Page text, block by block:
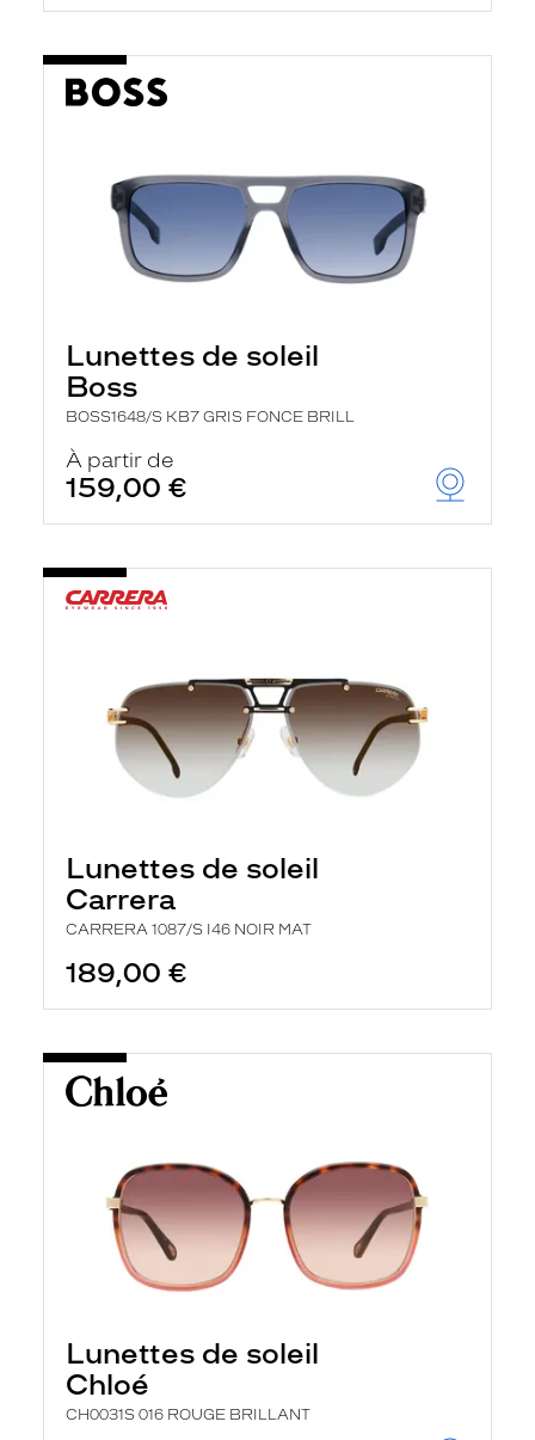
Lunettes de soleil
Boss
BOSS1648/S KB7 GRIS FONCE BRILL
À partir de
159,00 €
Lunettes de soleil
Carrera
CARRERA 1087/S I46 NOIR MAT
189,00 €
Lunettes de soleil
Chloé
CH0031S 016 ROUGE BRILLANT